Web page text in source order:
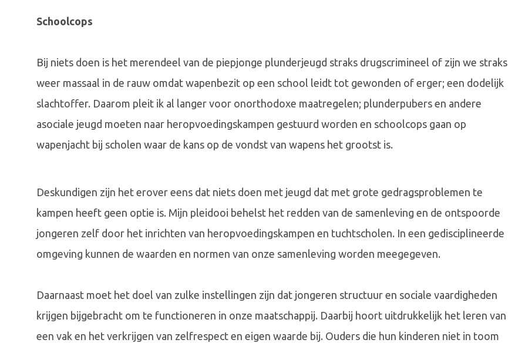
Schoolcops
Bij niets doen is het merendeel van de piepjonge plunderjeugd straks drugscrimineel of zijn we straks
weer massaal in de rauw omdat wapenbezit op een school leidt tot gewonden of erger; een dodelijk
slachtoffer. Daarom pleit ik al langer voor onorthodoxe maatregelen; plunderpubers en andere
asociale jeugd moeten naar heropvoedingskampen gestuurd worden en schoolcops gaan op
wapenjacht bij scholen waar de kans op de vondst van wapens het grootst is.
Deskundigen zijn het erover eens dat niets doen met jeugd dat met grote gedragsproblemen te
kampen heeft geen optie is. Mijn pleidooi behelst het redden van de samenleving en de ontspoorde
jongeren zelf door het inrichten van heropvoedingskampen en tuchtscholen. In een gedisciplineerde
omgeving kunnen de waarden en normen van onze samenleving worden meegegeven.
Daarnaast moet het doel van zulke instellingen zijn dat jongeren structuur en sociale vaardigheden
krijgen bijgebracht om te functioneren in onze maatschappij. Daarbij hoort uitdrukkelijk het leren van
een vak en het verkrijgen van zelfrespect en eigen waarde bij. Ouders die hun kinderen niet in toom